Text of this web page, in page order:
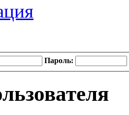
Пароль: